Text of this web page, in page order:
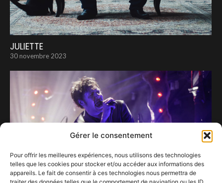
Gérer le consentement
Pour offrir les meilleures expériences, nous utilisons des technologies
telles que les cookies pour stocker et/ou accéder aux informations des
appareils. Le fait de consentir à ces technologies nous permettra de
JULIETTE
30 novembre 2023